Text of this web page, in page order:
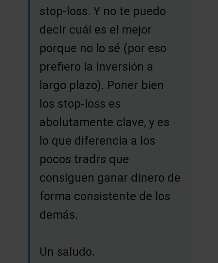
stop-loss. Y no te puedo
decir cuál es el mejor
porque no lo sé (por eso
prefiero la inversión a
largo plazo). Poner bien
los stop-loss es
abolutamente clave, y es
lo que diferencia a los
pocos tradrs que
consiguen ganar dinero de
forma consistente de los
demás.
Un saludo.